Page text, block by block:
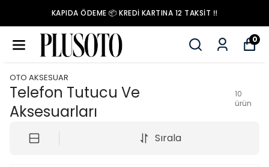
KAPIDA ÖDEME 📦 KREDİ KARTINA 12 TAKSİT ‼️
0
OTO AKSESUAR
Telefon Tutucu Ve
Aksesuarları
10
ürün
Sırala